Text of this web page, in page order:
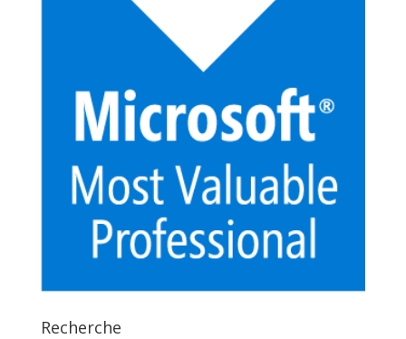
Recherche